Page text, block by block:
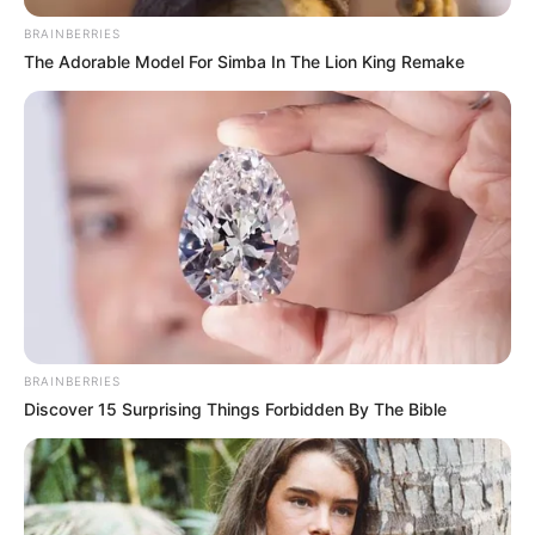
Plus belle la vie, encore
plus bellepoursuit son
ascension
Côté audiences, l’épisode de Plus belle la vie,
BRAINBERRIES
The Adorable Model For Simba In The Lion King Remake
BRAINBERRIES
Discover 15 Surprising Things Forbidden By The Bible